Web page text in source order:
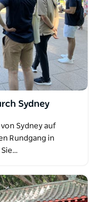
Sydney
Sydney auf
Rundgang in